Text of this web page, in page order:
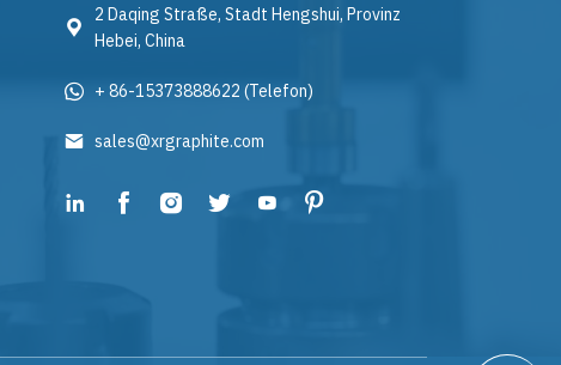
2 Daqing Straße, Stadt Hengshui, Provinz
Hebei, China
+ 86-15373888622 (Telefon)
sales@xrgraphite.com